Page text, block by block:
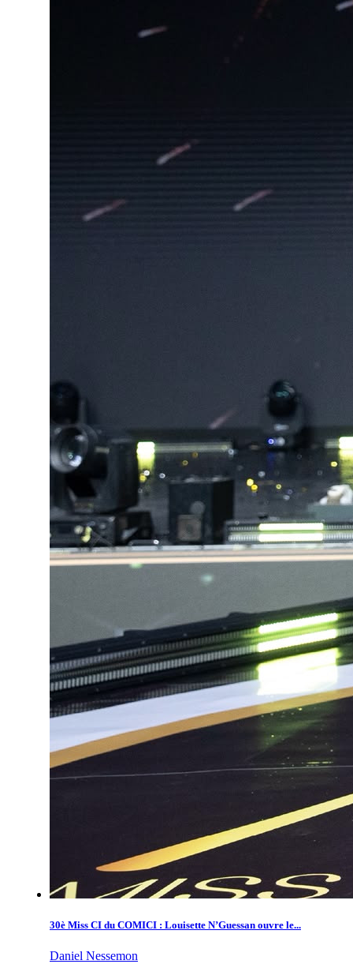
30è Miss CI du COMICI : Louisette N’Guessan ouvre le...
Daniel Nessemon